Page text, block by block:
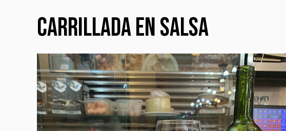
CARRILLADA EN SALSA